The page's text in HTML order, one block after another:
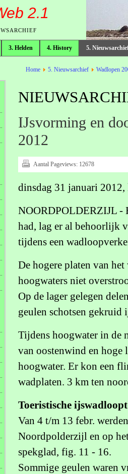
2.1
3. Helden 4. History 5.
broodkruimelpad
Home 5. Nieuwsarchief Wadlopen
IJsvorming en
2012
Aantal Pageviews: 12678
dinsdag 31 januari 2012,
NOORDPOLDERZIJL -
had, lag er al behoorlijk
tijdens een
De hogere platen van
hoogwaters niet
Op de lager gelegen
geulen schotsen gekruid
Tijdens hoogwater in de
van oostenwind en hoge
hoogwater. Er kon een
wadplaten. 3 km ten
Toeristische
Van 4 t/m 13 febr.
Noordpolderzijl en op
spekglad, fig. 11 - 16.
Sommige geulen waren